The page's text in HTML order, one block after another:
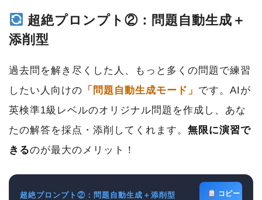
超絶プロンプト②：問題自動生成＋
添削型
過去問を解き尽くした人、もっと多くの問題で練習
したい人向けの 「問題自動生成モード」 です。AIが
英検準1級レベルのオリジナル問題を作成し、あな
たの解答を採点・添削してくれます。 無限に演習で
きるのが最大のメリット！
超絶プロンプト②：問題自動生成＋添削型
コピー